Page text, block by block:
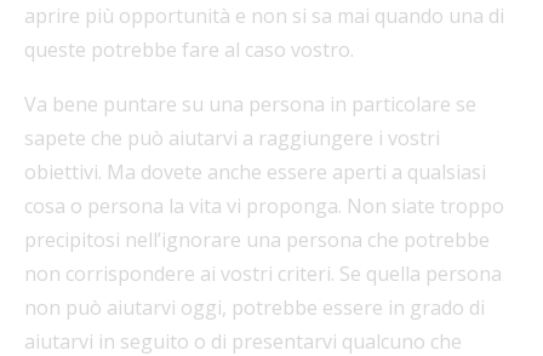
aprire più opportunità e non si sa mai quando una di
queste potrebbe fare al caso vostro.
Va bene puntare su una persona in particolare se
sapete che può aiutarvi a raggiungere i vostri
obiettivi. Ma dovete anche essere aperti a qualsiasi
cosa o persona la vita vi proponga. Non siate troppo
precipitosi nell’ignorare una persona che potrebbe
non corrispondere ai vostri criteri. Se quella persona
non può aiutarvi oggi, potrebbe essere in grado di
aiutarvi in seguito o di presentarvi qualcuno che